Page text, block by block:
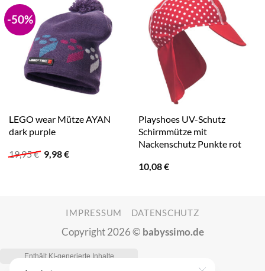
-50%
LEGO wear Mütze AYAN
dark purple
19,95€ Ursprünglicher
Preis
9,98€Aktueller
Playshoes UV-Schutz
Schirmmütze mit
Nackenschutz Punkte rot
10,08€
IMPRESSUM DATENSCHUTZ
Copyright 2026 © babyssimo.de